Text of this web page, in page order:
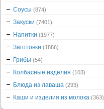
Соусы (874)
Закуски (7401)
Напитки (1977)
Заготовки (1886)
Грибы (54)
Колбасные изделия (103)
Блюда из лаваша (293)
Каши и изделия из молока (363)